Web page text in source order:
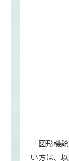
「図形機
い方は、